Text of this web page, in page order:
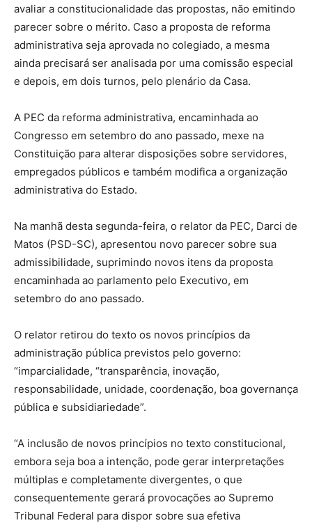
avaliar a constitucionalidade das propostas, não emitindo
parecer sobre o mérito. Caso a proposta de reforma
administrativa seja aprovada no colegiado, a mesma
ainda precisará ser analisada por uma comissão especial
e depois, em dois turnos, pelo plenário da Casa.
A PEC da reforma administrativa, encaminhada ao
Congresso em setembro do ano passado, mexe na
Constituição para alterar disposições sobre servidores,
empregados públicos e também modifica a organização
administrativa do Estado.
Na manhã desta segunda-feira, o relator da PEC, Darci de
Matos (PSD-SC), apresentou novo parecer sobre sua
admissibilidade, suprimindo novos itens da proposta
encaminhada ao parlamento pelo Executivo, em
setembro do ano passado.
O relator retirou do texto os novos princípios da
administração pública previstos pelo governo:
“imparcialidade, “transparência, inovação,
responsabilidade, unidade, coordenação, boa governança
pública e subsidiariedade”.
“A inclusão de novos princípios no texto constitucional,
embora seja boa a intenção, pode gerar interpretações
múltiplas e completamente divergentes, o que
consequentemente gerará provocações ao Supremo
Tribunal Federal para dispor sobre sua efetiva